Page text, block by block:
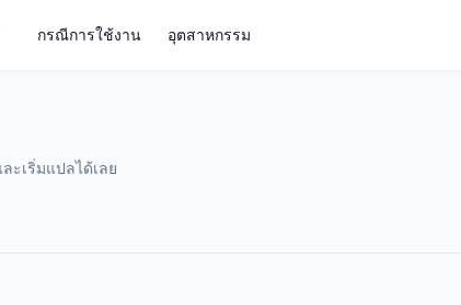
กรณีการใช้งาน อุตสาหกรรม
ะเริ่มแปลได้เลย